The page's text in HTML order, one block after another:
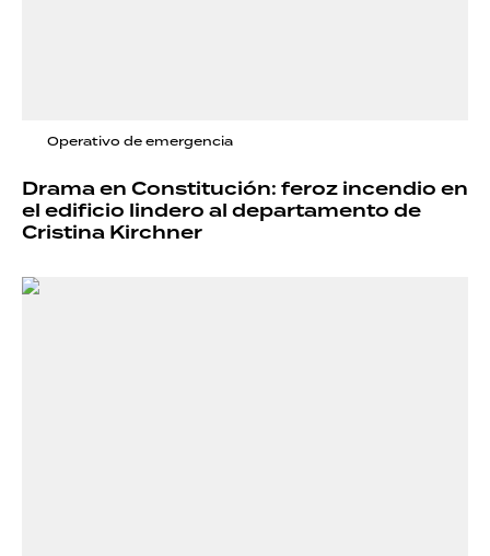
Operativo de emergencia
Drama en Constitución: feroz incendio en
el edificio lindero al departamento de
Cristina Kirchner